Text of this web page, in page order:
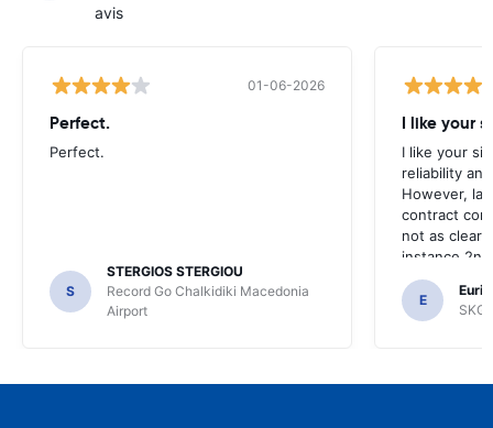
avis
01-06-2026
Perfect.
Perfect.
S
STERGIOS STERGIOU
Record Go Chalkidiki Macedonia
Airport
I like your
I like your
reliability
However,
contract
not as clear
instance
the most
your site.
E
SKG